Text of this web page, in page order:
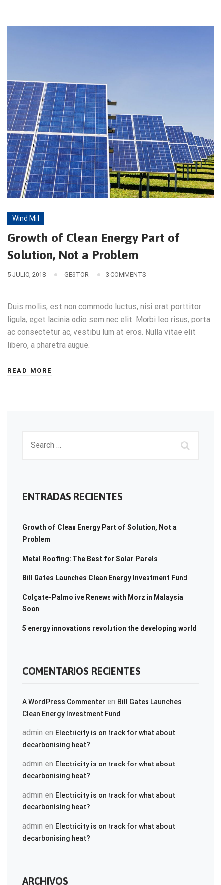
Wind Mill
Growth of Clean Energy Part of
Solution, Not a Problem
5 JULIO, 2018 GESTOR 3 COMMENTS
Duis mollis, est non commodo luctus, nisi erat porttitor
ligula, eget lacinia odio sem nec elit. Morbi leo risus, porta
ac consectetur ac, vestibu lum at eros. Nulla vitae elit
libero, a pharetra augue.
READ MORE
ENTRADAS RECIENTES
Growth of Clean Energy Part of Solution, Not a
Problem
Metal Roofing: The Best for Solar Panels
Bill Gates Launches Clean Energy Investment Fund
Colgate-Palmolive Renews with Morz in Malaysia
Soon
5 energy innovations revolution the developing world
COMENTARIOS RECIENTES
A WordPress Commenter en Bill Gates Launches
Clean Energy Investment Fund
admin en Electricity is on track for what about
decarbonising heat?
admin en Electricity is on track for what about
decarbonising heat?
admin en Electricity is on track for what about
decarbonising heat?
admin en Electricity is on track for what about
decarbonising heat?
ARCHIVOS